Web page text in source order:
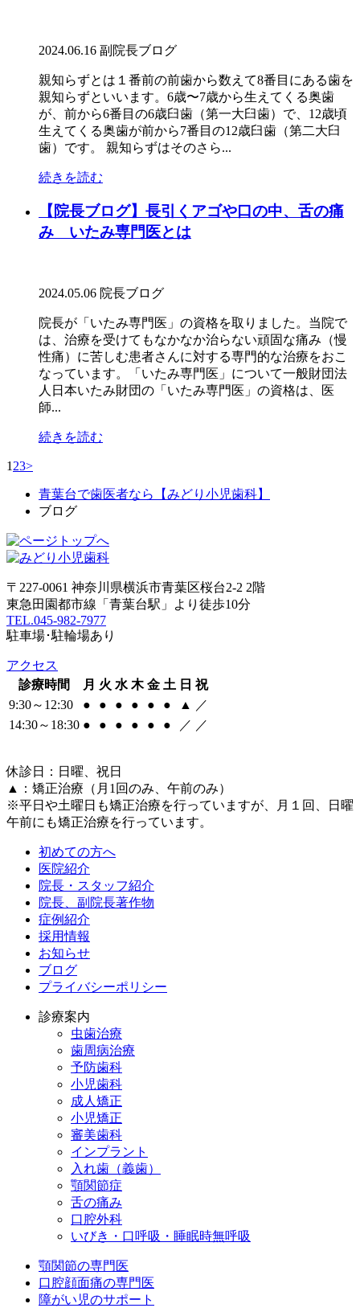
2024.06.16 副院長ブログ
親知らずとは１番前の前歯から数えて8番目にある歯を
親知らずといいます。6歳〜7歳から生えてくる奥歯
が、前から6番目の6歳臼歯（第一大臼歯）で、12歳頃
生えてくる奥歯が前から7番目の12歳臼歯（第二大臼
歯）です。 親知らずはそのさら...
続きを読む
【院長ブログ】長引くアゴや口の中、舌の痛
み いたみ専門医とは
2024.05.06 院長ブログ
院長が「いたみ専門医」の資格を取りました。当院で
は、治療を受けてもなかなか治らない頑固な痛み（慢
性痛）に苦しむ患者さんに対する専門的な治療をおこ
なっています。「いたみ専門医」について一般財団法
人日本いたみ財団の「いたみ専門医」の資格は、医
師...
続きを読む
1 23>
青葉台で歯医者なら【みどり小児歯科】
ブログ
〒227-0061 神奈川県横浜市青葉区桜台2-2 2階
東急田園都市線「青葉台駅」より徒歩10分
TEL.045-982-7977
駐車場･駐輪場あり
アクセス
診療時間
月 火 水 木 金 土 日 祝
9:30～12:30
● ● ● ● ● ● ▲
／
14:30～18:30 ● ● ● ● ● ● ／ ／
休診日：日曜、祝日
▲：矯正治療（月1回のみ、午前のみ）
※平日や土曜日も矯正治療を行っていますが、月１回、日曜
午前にも矯正治療を行っています。
初めての方へ
医院紹介
院長・スタッフ紹介
院長、副院長著作物
症例紹介
採用情報
お知らせ
ブログ
プライバシーポリシー
診療案内
虫歯治療
歯周病治療
予防歯科
小児歯科
成人矯正
小児矯正
審美歯科
インプラント
入れ歯（義歯）
顎関節症
舌の痛み
口腔外科
いびき・口呼吸・睡眠時無呼吸
顎関節の専門医
口腔顔面痛の専門医
障がい児のサポート